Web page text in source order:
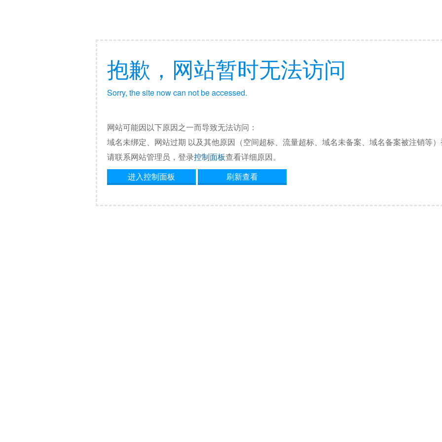
抱歉，网站暂时无法访问
Sorry, the site now can not be accessed.
网站可能因以下原因之一而导致无法访问：
域名未绑定、网站过期 以及其他原因（空间超标、流量超标、域名未备案、域名备案被注销等）
请联系网站管理员，登录控制面板查看详细原因。
进入控制面板
刷新查看